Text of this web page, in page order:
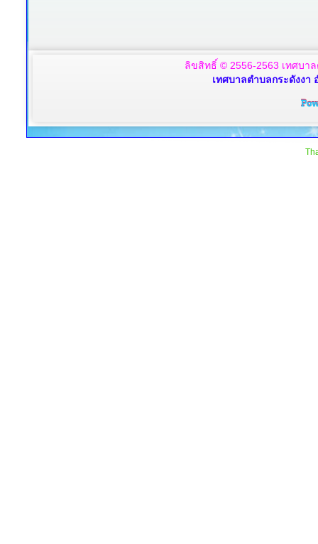
ลิขสิทธิ์ © 2556-2563 เทศบา
เทศบาลตำบลกระดังงา